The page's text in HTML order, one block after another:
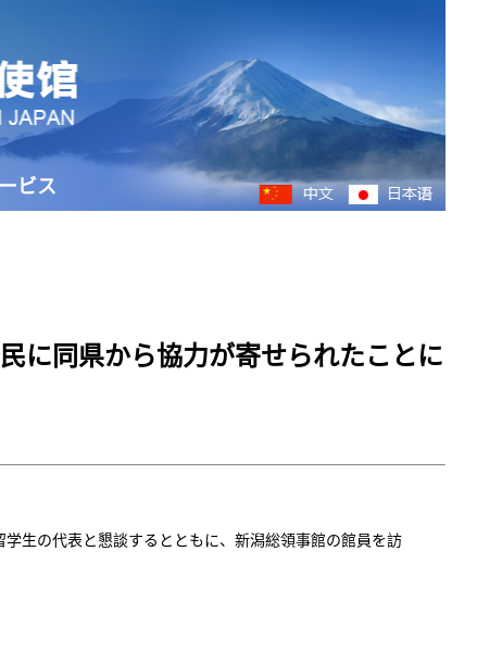
ビス
に同県から協力が寄せられたことに
生の代表と懇談するとともに、新潟総領事館の館員を訪